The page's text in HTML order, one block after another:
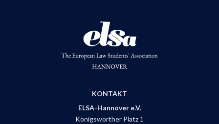
KONTAKT
ELSA-Hannover e.V.
Königsworther Platz 1